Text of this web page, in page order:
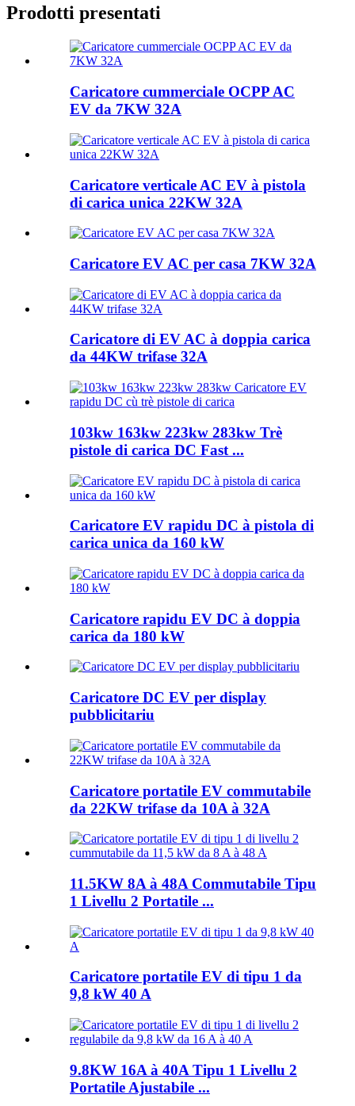
Prodotti presentati
Caricatore cummerciale OCPP AC
EV da 7KW 32A
Caricatore verticale AC EV à pistola
di carica unica 22KW 32A
Caricatore EV AC per casa 7KW 32A
Caricatore di EV AC à doppia carica
da 44KW trifase 32A
103kw 163kw 223kw 283kw Trè
pistole di carica DC Fast ...
Caricatore EV rapidu DC à pistola di
carica unica da 160 kW
Caricatore rapidu EV DC à doppia
carica da 180 kW
Caricatore DC EV per display
pubblicitariu
Caricatore portatile EV commutabile
da 22KW trifase da 10A à 32A
11.5KW 8A à 48A Commutabile Tipu
1 Livellu 2 Portatile ...
Caricatore portatile EV di tipu 1 da
9,8 kW 40 A
9.8KW 16A à 40A Tipu 1 Livellu 2
Portatile Ajustabile ...